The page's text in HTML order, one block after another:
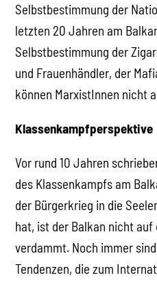
Selbstbestimmung der
letzten 20 Jahren am
Selbstbestimmung der
und Frauenhändler, der
können MarxistInnen nicht
Klassenkampfperspektive
Vor rund 10 Jahren
des Klassenkampfs am
der Bürgerkrieg in die
hat, ist der Balkan nicht
verdammt. Noch immer
Tendenzen, die zum